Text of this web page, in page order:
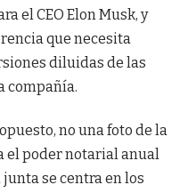
el CEO Elon Musk, y
que necesita
diluidas de las
compañía.
no una foto de la
el poder notarial anual
se centra en los